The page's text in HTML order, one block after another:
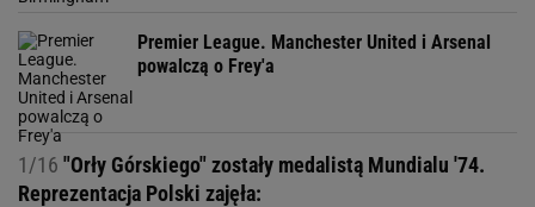
Premier League. Manchester United i Arsenal
powalczą o Frey'a
1/16 "Orły Górskiego" zostały medalistą Mundialu '74.
Reprezentacja Polski zajęła: